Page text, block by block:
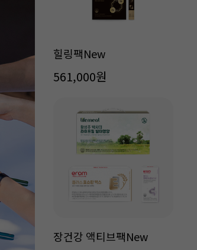
힐링팩New
561,000원
장건강 액티브팩New